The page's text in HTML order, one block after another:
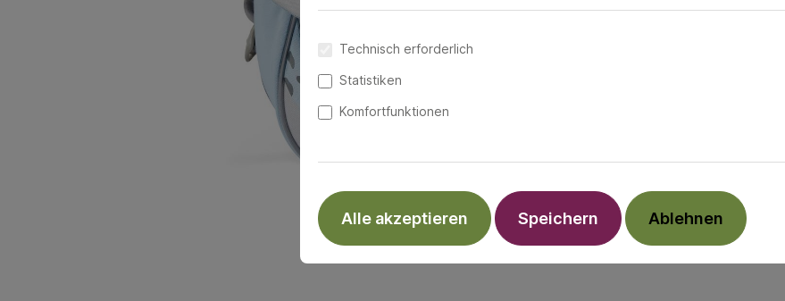
Technisch erforderlich
Statistiken
Komfortfunktionen
Alle akzeptieren Speichern Ablehnen